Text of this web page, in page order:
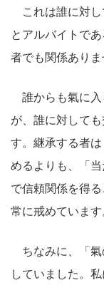
これは誰に対し
とアルバイトで
者でも関係ありま
誰からも氣に入
が、誰に対して
す。継承する者
めるよりも、「
で信頼関係を得
常に戒めています
ちなみに、「氣
していました。